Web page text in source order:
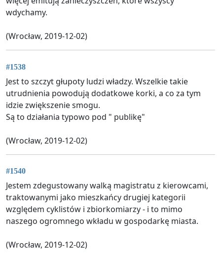
wdychamy.
(Wrocław, 2019-12-02)
#1538
Jest to szczyt głupoty ludzi władzy. Wszelkie takie
utrudnienia powodują dodatkowe korki, a co za tym
idzie zwiększenie smogu.
Są to działania typowo pod " publikę"
(Wrocław, 2019-12-02)
#1540
Jestem zdegustowany walką magistratu z kierowcami,
traktowanymi jako mieszkańcy drugiej kategorii
względem cyklistów i zbiorkomiarzy - i to mimo
naszego ogromnego wkładu w gospodarkę miasta.
(Wrocław, 2019-12-02)